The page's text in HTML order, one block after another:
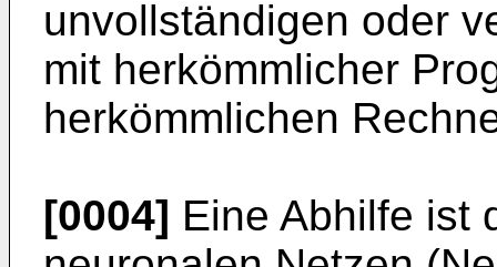
unvollständigen oder
mit herkömmlicher
herkömmlichen
[0004] Eine Abhilfe ist